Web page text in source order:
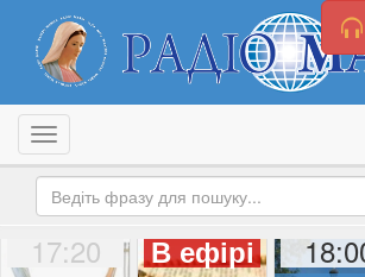
Toggle navigation
17:20 В ефірі